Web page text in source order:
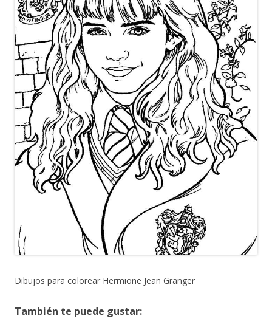
Dibujos para colorear Hermione Jean Granger
También te puede gustar: